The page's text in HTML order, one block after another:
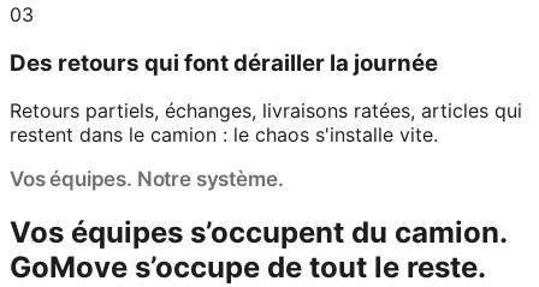
03
Des retours qui font dérailler la journée
Retours partiels, échanges, livraisons ratées, articles qui
restent dans le camion : le chaos s'installe vite.
Vos équipes. Notre système.
Vos équipes s’occupent du camion.
GoMove s’occupe de tout le reste.